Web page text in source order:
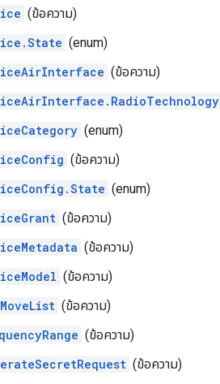
(ข้อความ)
(enum)
(ข้อความ)
(enum)
(ข้อความ)
(enum)
(ข้อความ)
(ข้อความ)
(ข้อความ)
(ข้อความ)
(ข้อความ)
(ข้อความ)